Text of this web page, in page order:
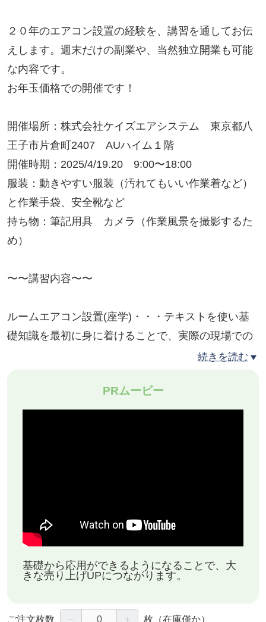
２０年のエアコン設置の経験を、講習を通してお伝
えします。週末だけの副業や、当然独立開業も可能
な内容です。
お年玉価格での開催です！
開催場所：株式会社ケイズエアシステム 東京都八
王子市片倉町2407 AUハイム１階
開催時期：2025/4/19.20 9:00〜18:00
服装：動きやすい服装（汚れてもいい作業着など）
と作業手袋、安全靴など
持ち物：筆記用具 カメラ（作業風景を撮影するた
め）
〜〜講習内容〜〜
ルームエアコン設置(座学)・・・テキストを使い基
礎知識を最初に身に着けることで、実際の現場での
対応力を付けます。現場では、マニュアルの役目に
ルームエアコン設置(実技)・・・実際の機器を使用
的な、電気工事の知識を伝えることで、安全に作業
をする事が出来ます。
見積、請求方法・・・実際にお客様からお問い合わ
続きを読む
PRムービー
基礎から応用ができるようになることで、大
きな売り上げUPにつながります。
ご注文枚数 － ＋ 枚 （在庫僅か）